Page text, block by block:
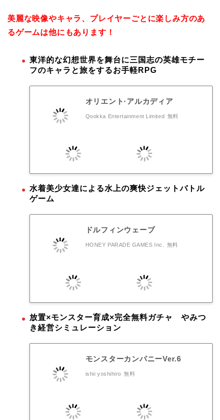
美麗な映像やキャラ、プレイヤーごとに楽しみ方のあ
るゲームは他にもあります！
東洋的な幻想世界を舞台に三国志の英雄モチー
フのキャラと旅をするお手軽RPG
オリエント·アルカディア
Qookka Entertainment Limited 無料
水着美少女達による水上の爽快ジェットバトル
ゲーム
ドルフィンウェーブ
HONEY PARADE GAMES Inc. 無料
放置×モンスター育成×完全無料ガチャ やみつ
き経営シミュレーション
モンスターカンパニーVer.6
ishii yoshihiro 無料